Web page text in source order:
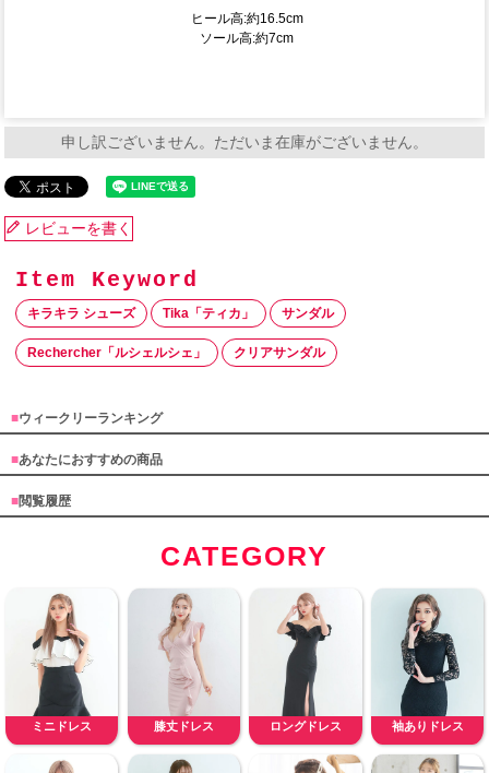
ヒール高:約16.5cm
ソール高:約7cm
申し訳ございません。ただいま在庫がございません。
レビューを書く
キラキラ シューズ Tika「ティカ」 サンダル
Rechercher「ルシェルシェ」 クリアサンダル
■ウィークリーランキング
■あなたにおすすめの商品
■閲覧履歴
CATEGORY
ミニドレス 膝丈ドレス ロングドレス 袖ありドレス